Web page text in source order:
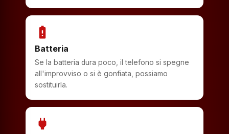
battery_alert
Batteria
Se la batteria dura poco, il telefono si spegne
all'improvviso o si è gonfiata, possiamo
sostituirla.
power